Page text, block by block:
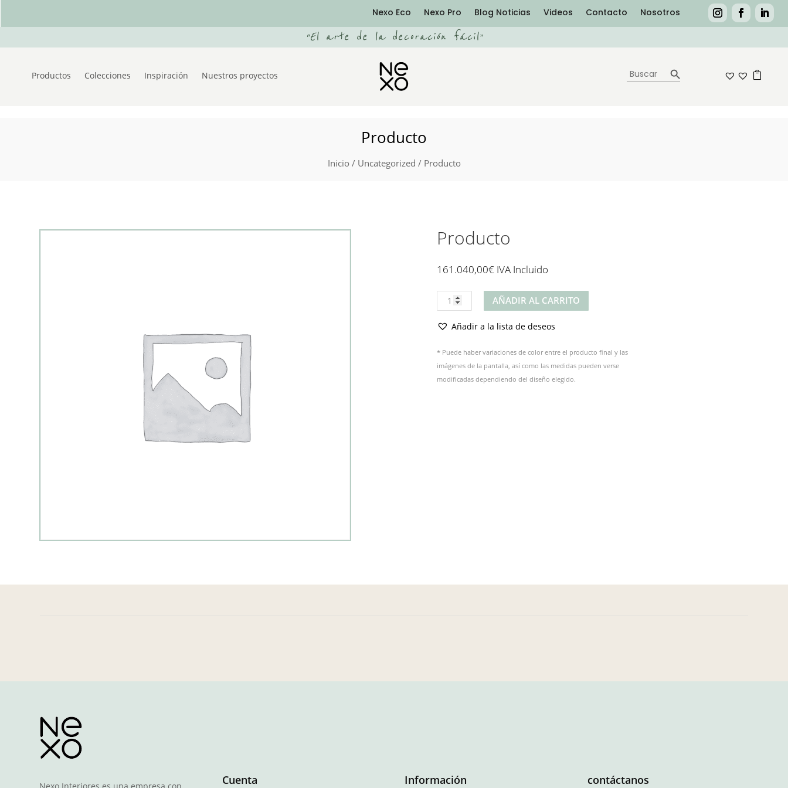
Nexo Eco Nexo Pro Blog Noticias Videos Contacto Nosotros
“El arte de la decoración fácil”
Productos Colecciones Inspiración Nuestros proyectos
Producto
Inicio / Uncategorized / Producto
Producto
161.040,00€ IVA Incluido
Producto
cantidad
AÑADIR AL CARRITO
Añadir a la lista de deseos
* Puede haber variaciones de color entre el producto final y las
imágenes de la pantalla, así como las medidas pueden verse
modificadas dependiendo del diseño elegido.
Cuenta Información contáctanos